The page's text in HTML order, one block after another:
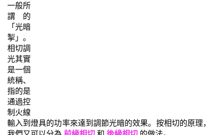
一般所
謂的
「光暗
掣」。
相切調
光其實
是一個
統稱、
指的是
通過控
制火線
輸入到燈具的功率來達到調節光暗的效果。按相切的原理，